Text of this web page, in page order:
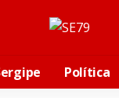
Política